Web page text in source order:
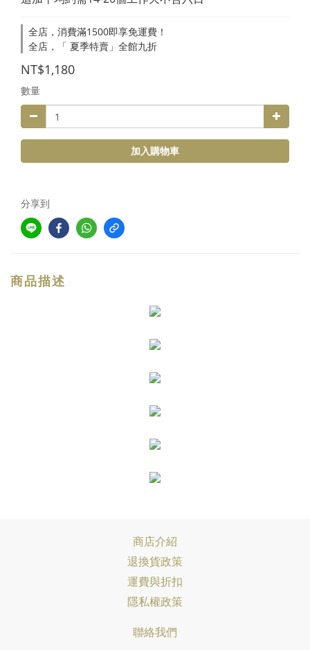
全店，消費滿1500即享免運費！
全店，「 夏季特賣」全館九折
NT$1,180
數量
加入購物車
分享到
商品描述
商店介紹
退換貨政策
運費與折扣
隱私權政策
聯絡我們